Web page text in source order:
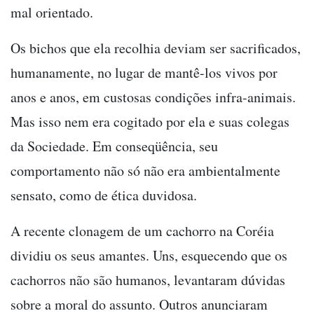
mal orientado.
Os bichos que ela recolhia deviam ser sacrificados,
humanamente, no lugar de mantê-los vivos por
anos e anos, em custosas condições infra-animais.
Mas isso nem era cogitado por ela e suas colegas
da Sociedade. Em conseqüência, seu
comportamento não só não era ambientalmente
sensato, como de ética duvidosa.
A recente clonagem de um cachorro na Coréia
dividiu os seus amantes. Uns, esquecendo que os
cachorros não são humanos, levantaram dúvidas
sobre a moral do assunto. Outros anunciaram